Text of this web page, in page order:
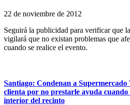
22 de noviembre de 2012
Seguirá la publicidad para verificar que
vigilará que no existan problemas que
cuando se realice el evento.
Santiago: Condenan a
clienta por no prestarle ayuda
interior del recinto